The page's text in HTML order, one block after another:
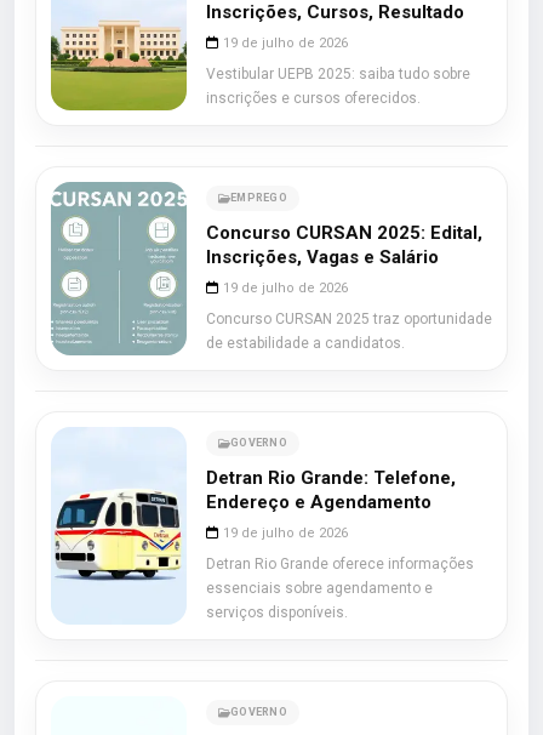
Inscrições, Cursos, Resultado
19 de julho de 2026
Vestibular UEPB 2025: saiba tudo sobre
inscrições e cursos oferecidos.
EMPREGO
Concurso CURSAN 2025: Edital,
Inscrições, Vagas e Salário
19 de julho de 2026
Concurso CURSAN 2025 traz oportunidade
de estabilidade a candidatos.
GOVERNO
Detran Rio Grande: Telefone,
Endereço e Agendamento
19 de julho de 2026
Detran Rio Grande oferece informações
essenciais sobre agendamento e
serviços disponíveis.
GOVERNO